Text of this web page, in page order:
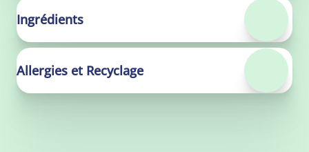
Ingrédients
Allergies et Recyclage